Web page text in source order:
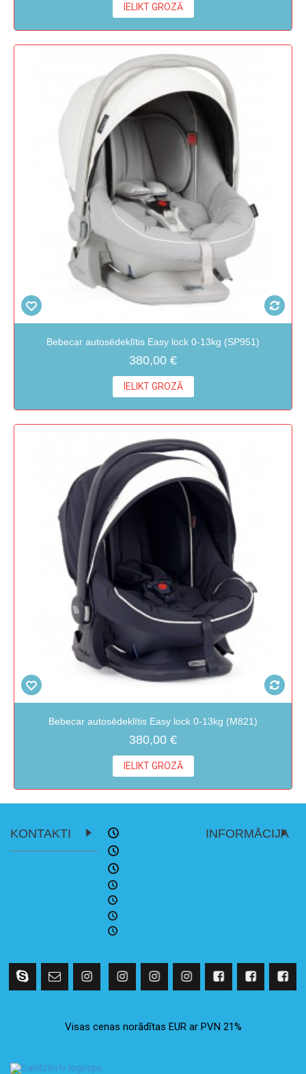
IELIKT GROZĀ
Bebecar autosēdeklītis Easy lock 0-13kg (SP951)
380,00 €
IELIKT GROZĀ
Bebecar autosēdeklītis Easy lock 0-13kg (M821)
380,00 €
IELIKT GROZĀ
KONTAKTI INFORMĀCIJA
Visas cenas norādītas EUR ar PVN 21%